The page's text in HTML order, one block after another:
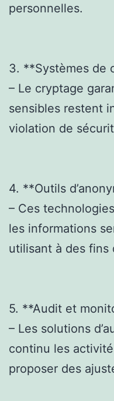
personnelles.
3. **Systèmes de
– Le cryptage
sensibles restent
violation de
4. **Outils
– Ces
les informations
utilisant à des fins
5. **Audit et
– Les solutions
continu les
proposer des